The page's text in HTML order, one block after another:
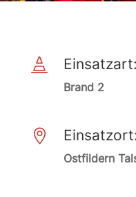
 Einsatzart:
Brand 2

Ostfildern